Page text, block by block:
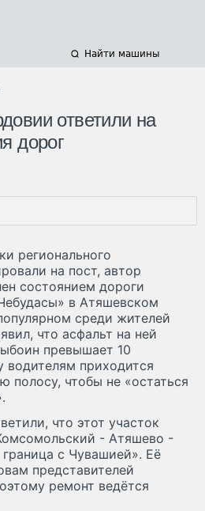
Найти машины
ответили на
дорог
регионального
на пост, автор
состоянием дороги
в Атяшевском
среди жителей
что асфальт на ней
превышает 10
водителям приходится
полосу, чтобы не «остаться
что этот участок
- Атяшево -
с Чувашией». Её
представителей
ремонт ведётся